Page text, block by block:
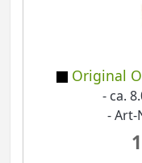
Original
- ca.
- Art-